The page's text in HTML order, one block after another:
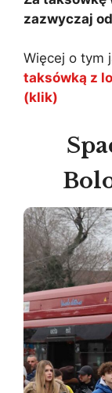
zazwyczaj
Więcej o tym
taksówką z
(klik)